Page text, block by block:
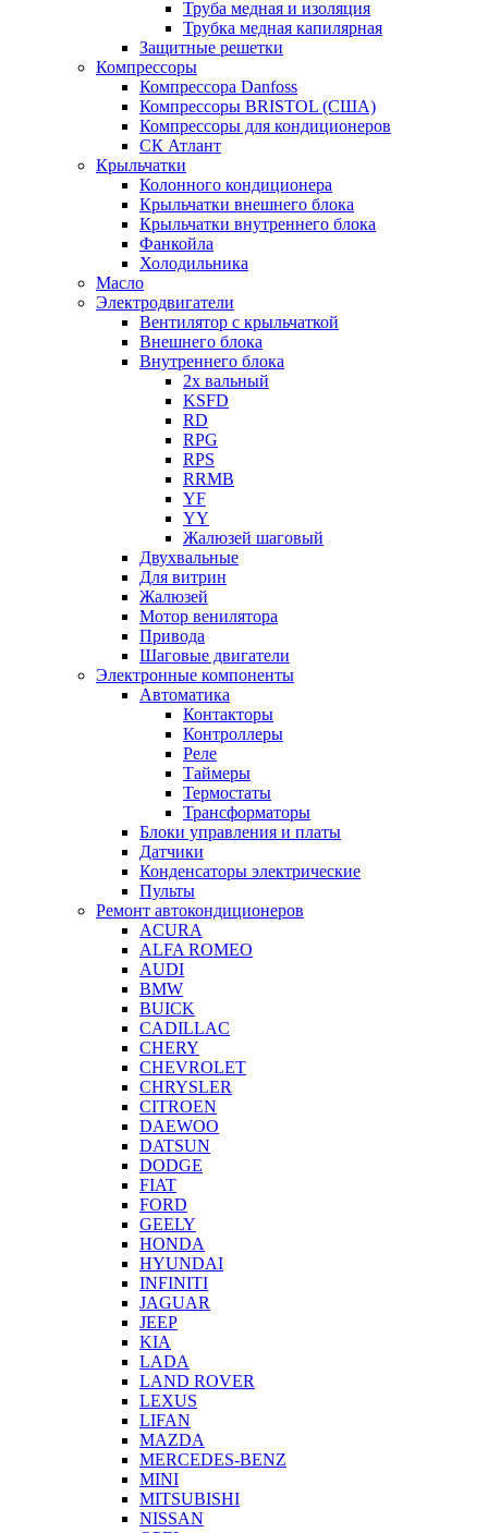
Труба медная и изоляция
Трубка медная капилярная
Защитные решетки
Компрессоры
Компрессора Danfoss
Компрессоры BRISTOL (США)
Компрессоры для кондиционеров
СК Атлант
Крыльчатки
Колонного кондиционера
Крыльчатки внешнего блока
Крыльчатки внутреннего блока
Фанкойла
Холодильника
Масло
Электродвигатели
Вентилятор с крыльчаткой
Внешнего блока
Внутреннего блока
2х вальный
KSFD
RD
RPG
RPS
RRMB
YF
YY
Жалюзей шаговый
Двухвальные
Для витрин
Жалюзей
Мотор венилятора
Привода
Шаговые двигатели
Электронные компоненты
Автоматика
Контакторы
Контроллеры
Реле
Таймеры
Термостаты
Трансформаторы
Блоки управления и платы
Датчики
Конденсаторы электрические
Пульты
Ремонт автокондиционеров
ACURA
ALFA ROMEO
AUDI
BMW
BUICK
CADILLAC
CHERY
CHEVROLET
CHRYSLER
CITROEN
DAEWOO
DATSUN
DODGE
FIAT
FORD
GEELY
HONDA
HYUNDAI
INFINITI
JAGUAR
JEEP
KIA
LADA
LAND ROVER
LEXUS
LIFAN
MAZDA
MERCEDES-BENZ
MINI
MITSUBISHI
NISSAN